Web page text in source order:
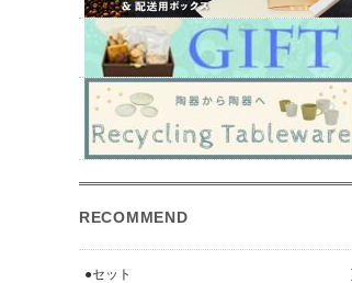
RECOMMEND
●セット